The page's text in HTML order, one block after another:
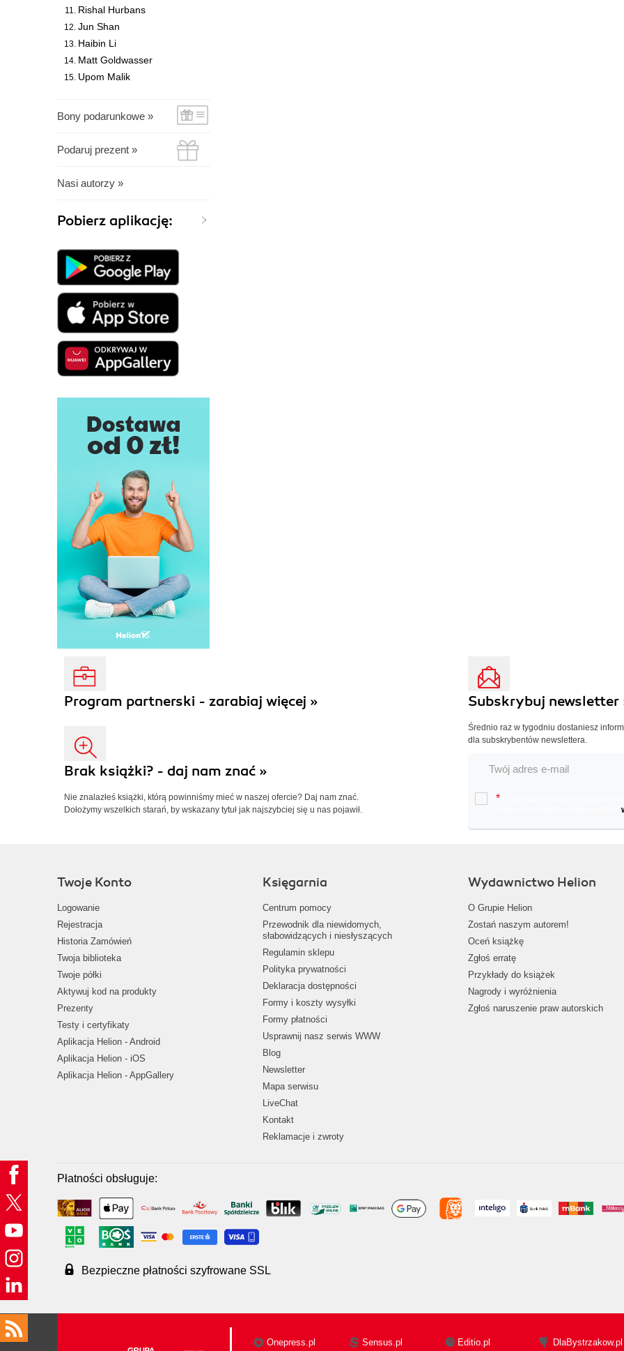
Rishal Hurbans
Jun Shan
Haibin Li
Matt Goldwasser
Upom Malik
Bony podarunkowe »
Podaruj prezent »
Nasi autorzy »
Pobierz aplikację:
Program partnerski - zarabiaj więcej »
Brak książki? - daj nam znać »
Nie znalazłeś książki, którą powinniśmy mieć w naszej ofercie? Daj nam znać.
Dołożymy wszelkich starań, by wskazany tytuł jak najszybciej się u nas pojawił.
Subskrybuj newsletter
Średnio raz w tygodniu dostaniesz
dla subskrybentów newslettera.
*
Twoje Konto
Logowanie
Rejestracja
Historia Zamówień
Twoja biblioteka
Twoje półki
Aktywuj kod na produkty
Prezenty
Testy i certyfikaty
Aplikacja Helion - Android
Aplikacja Helion - iOS
Aplikacja Helion - AppGallery
Księgarnia
Centrum pomocy
Przewodnik dla niewidomych,
słabowidzących i niesłyszących
Regulamin sklepu
Polityka prywatności
Deklaracja dostępności
Formy i koszty wysyłki
Formy płatności
Usprawnij nasz serwis WWW
Blog
Newsletter
Mapa serwisu
LiveChat
Kontakt
Reklamacje i zwroty
Wydawnictwo Helion
O Grupie Helion
Zostań naszym autorem!
Oceń książkę
Zgłoś erratę
Przykłady do książek
Nagrody i wyróżnienia
Zgłoś naruszenie praw autorskich
Płatności obsługuje:
Bezpieczne płatności szyfrowane SSL
Onepress.pl Sensus.pl Editio.pl DlaBystrzakow.pl